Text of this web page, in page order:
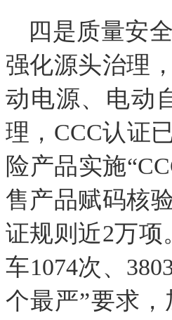
四是质量安
强化源头治理
动电源、电动
理，CCC认证
险产品实施
售产品赋码核
证规则近2万项
车1074次、
个最严”要求